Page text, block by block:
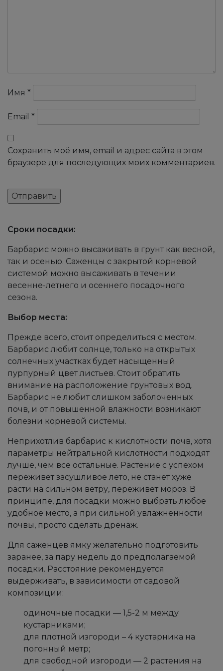
Имя *
Email *
Сохранить моё имя, email и адрес сайта в этом
браузере для последующих моих комментариев.
Сроки посадки:
Барбарис можно высаживать в грунт как весной,
так и осенью. Саженцы с закрытой корневой
системой можно высаживать в течении
весенне-летнего и осеннего посадочного
сезона.
Выбор места:
Прежде всего, стоит определиться с местом.
Барбарис любит солнце, только на открытых
солнечных участках будет насыщенный
пурпурный цвет листьев. Стоит обратить
внимание на расположение грунтовых вод.
Барбарис не любит слишком заболоченных
почв, и от повышенной влажности возникают
болезни корневой системы.
Неприхотлив барбарис к кислотности почв, хотя
параметры нейтральной кислотности подходят
лучше, чем все остальные. Растение с успехом
переживет засушливое лето, не станет хуже
расти на сильном ветру, переживет мороз. В
принципе, для посадки можно выбрать любое
удобное место, а при сильной увлажненности
почвы, просто сделать дренаж.
Для саженцев ямку желательно подготовить
заранее, за пару недель до предполагаемой
посадки. Расстояние рекомендуется
выдерживать, в зависимости от садовой
композиции:
одиночные посадки — 1,5-2 м между
кустарниками;
для плотной изгороди – 4 кустарника на
погонный метр;
для свободной изгороди — 2 растения на